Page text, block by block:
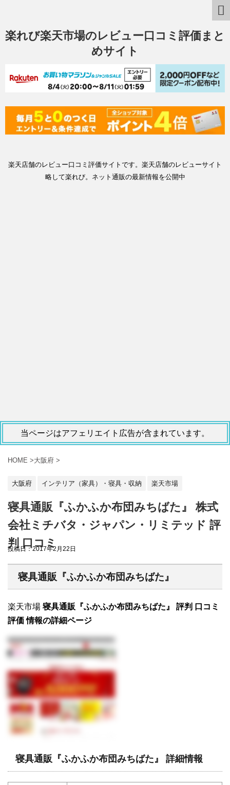
楽れび楽天市場のレビュー口コミ評価まと
めサイト
楽天店舗のレビュー口コミ評価サイトです。楽天店舗のレビューサイト
略して楽れび。ネット通販の最新情報を公開中
当ページはアフェリエイト広告が含まれています。
HOME >大阪府 >
大阪府 インテリア（家具）・寝具・収納 楽天市場
寝具通販『ふかふか布団みちばた』 株式
会社ミチバタ・ジャパン・リミテッド 評
判 口コミ
投稿日：2017年2月22日
寝具通販『ふかふか布団みちばた』
楽天市場 寝具通販『ふかふか布団みちばた』 評判 口コミ
評価 情報の詳細ページ
寝具通販『ふかふか布団みちばた』 詳細情報